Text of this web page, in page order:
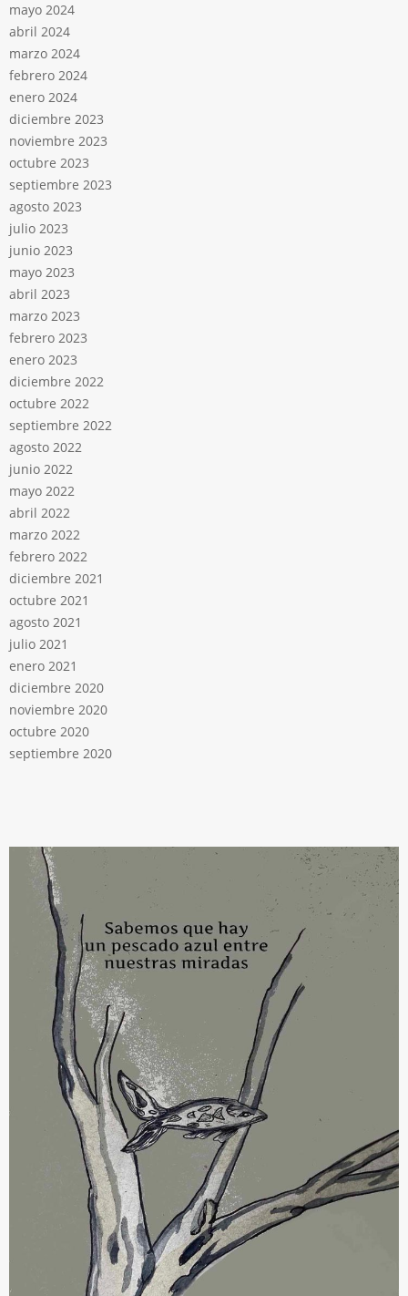
mayo 2024
abril 2024
marzo 2024
febrero 2024
enero 2024
diciembre 2023
noviembre 2023
octubre 2023
septiembre 2023
agosto 2023
julio 2023
junio 2023
mayo 2023
abril 2023
marzo 2023
febrero 2023
enero 2023
diciembre 2022
octubre 2022
septiembre 2022
agosto 2022
junio 2022
mayo 2022
abril 2022
marzo 2022
febrero 2022
diciembre 2021
octubre 2021
agosto 2021
julio 2021
enero 2021
diciembre 2020
noviembre 2020
octubre 2020
septiembre 2020